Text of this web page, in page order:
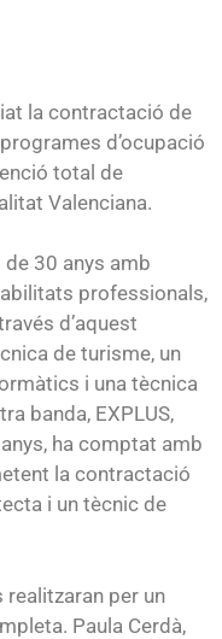
la contractació de
d’ocupació
total de
Valenciana.
30 anys amb
professionals,
d’aquest
de turisme, un
i una tècnica
banda, EXPLUS,
ha comptat amb
la contractació
i un tècnic de
per un
Paula Cerdà,